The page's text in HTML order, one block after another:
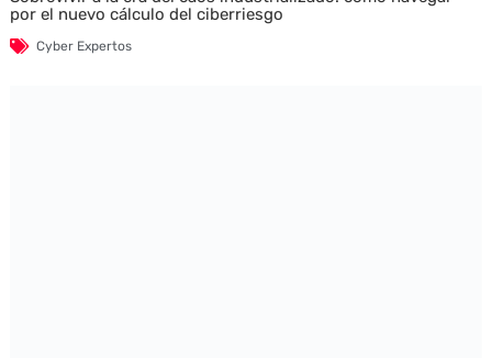
por el nuevo cálculo del ciberriesgo
Cyber Expertos